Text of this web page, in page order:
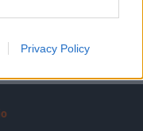
Privacy Policy